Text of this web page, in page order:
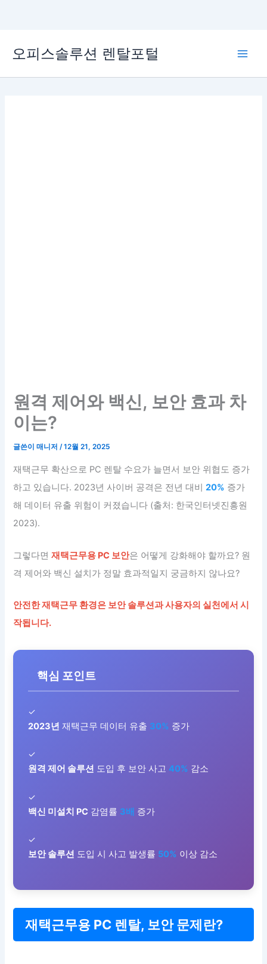
로
오피스솔루션 렌탈포털
원격 제어와 백신, 보안 효과 차
이는?
글쓴이매니저 /12월 21, 2025
재택근무 확산으로 PC 렌탈 수요가 늘면서 보안 위협도 증가
하고 있습니다. 2023년 사이버 공격은 전년 대비20% 증가
해 데이터 유출 위험이 커졌습니다 (출처: 한국인터넷진흥원
2023).
그렇다면재택근무용 PC 보안은 어떻게 강화해야 할까요? 원
격 제어와 백신 설치가 정말 효과적일지 궁금하지 않나요?
안전한 재택근무 환경은 보안 솔루션과 사용자의 실천에서 시
작됩니다.
핵심 포인트
✓
2023년 재택근무 데이터 유출 30% 증가
✓
원격 제어 솔루션 도입 후 보안 사고40% 감소
✓
백신 미설치 PC 감염률 3배 증가
✓
보안 솔루션 도입 시 사고 발생률 50% 이상 감소
재택근무용 PC 렌탈, 보안 문제란?